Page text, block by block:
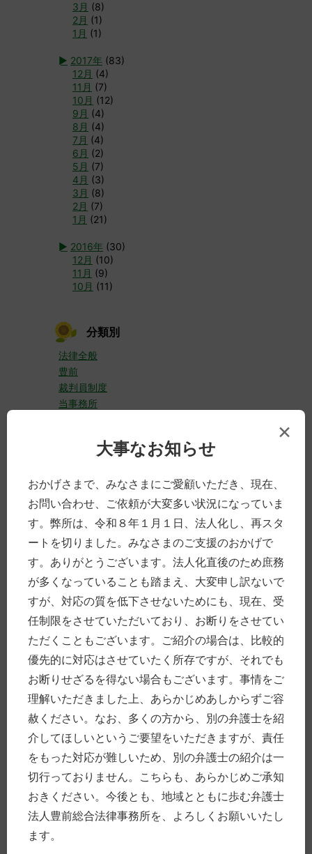
3月 (8)
2月 (1)
1月 (1)
► 2017年 (83)
12月 (4)
11月 (7)
10月 (12)
9月 (4)
8月 (4)
7月 (4)
6月 (2)
5月 (7)
4月 (3)
3月 (8)
2月 (7)
1月 (21)
► 2016年 (30)
12月 (10)
11月 (9)
10月 (11)
分類別
法律全般
豊前
裁判員制度
当事務所
人の「死」に際して
交通事故
高齢の方について
お金のこと
働くこと、仕事
その他
Uncategorized
タグ付け
レビュー (50)
事務所 (43)
豊前 (42)
交通事故 (31)
刑事 (29)
経営 (27)
相続 (18)
研修 (17)
高齢 (15)
講演 (15)
離婚 (15)
×
大事なお知らせ
おかげさまで、みなさまにご愛顧いただき、現在、
お問い合わせ、ご依頼が大変多い状況になっていま
す。弊所は、令和８年１月１日、法人化し、再スタ
ートを切りました。みなさまのご支援のおかげで
す。ありがとうございます。法人化直後のため庶務
が多くなっていることも踏まえ、大変申し訳ないで
すが、対応の質を低下させないためにも、現在、受
任制限をさせていただいており、お断りをさせてい
ただくこともございます。ご紹介の場合は、比較的
優先的に対応はさせていたく所存ですが、それでも
お断りせざるを得ない場合もございます。事情をご
理解いただきました上、あらかじめあしからずご容
赦ください。なお、多くの方から、別の弁護士を紹
介してほしいというご要望をいただきますが、責任
をもった対応が難しいため、別の弁護士の紹介は一
切行っておりません。こちらも、あらかじめご承知
おきください。今後とも、地域とともに歩む弁護士
法人豊前総合法律事務所を、よろしくお願いいたし
ます。